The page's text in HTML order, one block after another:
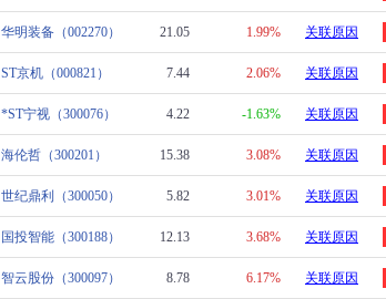
华明装备（002270） 21.05 1.99% 关联原因
ST京机（000821） 7.44 2.06% 关联原因
*ST宁视（300076） 4.22 -1.63% 关联原因
海伦哲（300201） 15.38 3.08% 关联原因
世纪鼎利（300050） 5.82 3.01% 关联原因
国投智能（300188） 12.13 3.68% 关联原因
智云股份（300097） 8.78 6.17% 关联原因